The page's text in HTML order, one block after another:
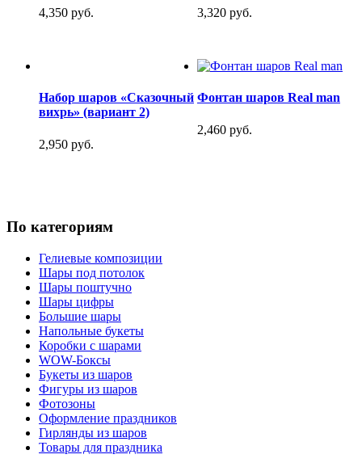
4,350 руб. 3,320 руб.
Набор шаров «Сказочный
вихрь» (вариант 2)
2,950 руб.
Фонтан шаров Real man
2,460 руб.
По категориям
Гелиевые композиции
Шары под потолок
Шары поштучно
Шары цифры
Большие шары
Напольные букеты
Коробки с шарами
WOW-Боксы
Букеты из шаров
Фигуры из шаров
Фотозоны
Оформление праздников
Гирлянды из шаров
Товары для праздника